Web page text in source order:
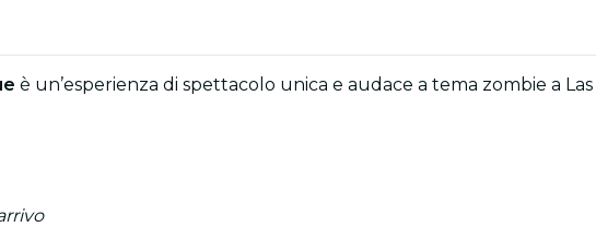
è un’esperienza di spettacolo unica e audace a tema zombie a